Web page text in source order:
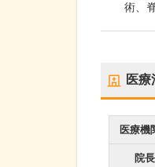
術、
医
医療機
院長